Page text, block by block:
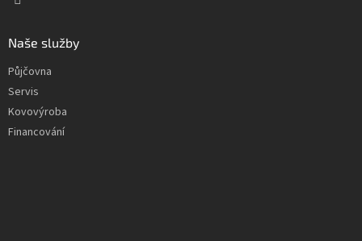
Naše služby
Půjčovna
Servis
Kovovýroba
Financování